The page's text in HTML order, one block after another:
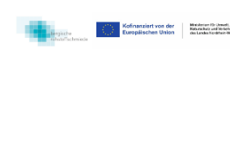
Inhalt
springen